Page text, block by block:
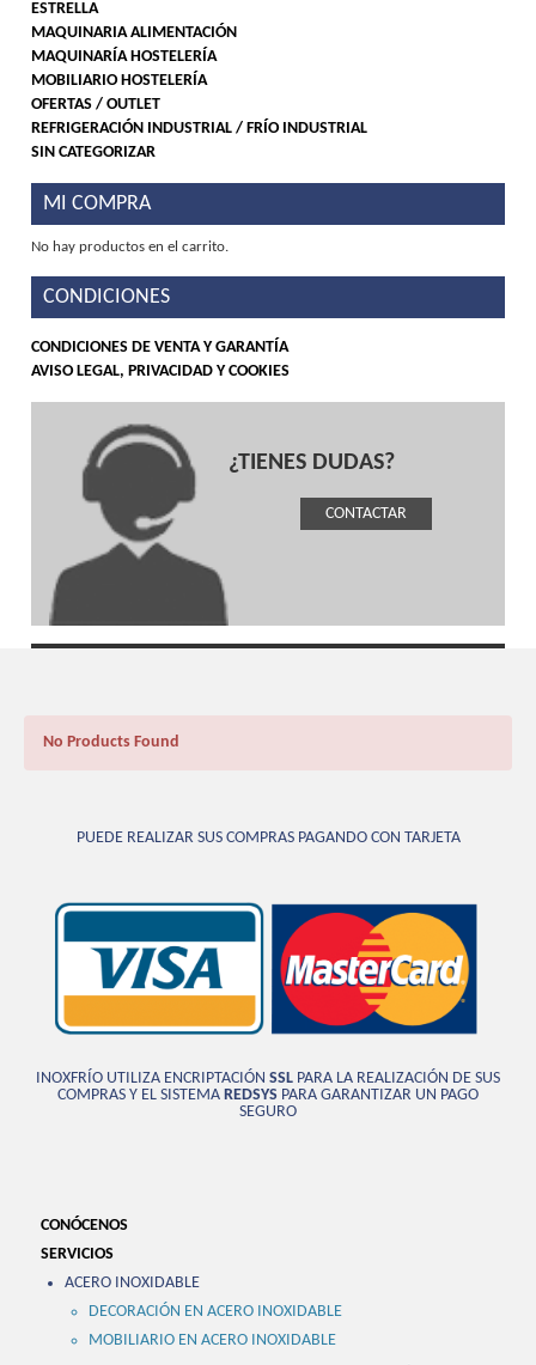
ESTRELLA
MAQUINARIA ALIMENTACIÓN
MAQUINARÍA HOSTELERÍA
MOBILIARIO HOSTELERÍA
OFERTAS / OUTLET
REFRIGERACIÓN INDUSTRIAL / FRÍO INDUSTRIAL
SIN CATEGORIZAR
MI COMPRA
No hay productos en el carrito.
CONDICIONES
CONDICIONES DE VENTA Y GARANTÍA
AVISO LEGAL, PRIVACIDAD Y COOKIES
¿TIENES DUDAS?
CONTACTAR
No Products Found
PUEDE REALIZAR SUS COMPRAS PAGANDO CON TARJETA
INOXFRÍO UTILIZA ENCRIPTACIÓN SSL PARA LA REALIZACIÓN DE SUS
COMPRAS Y EL SISTEMA REDSYS PARA GARANTIZAR UN PAGO
SEGURO
CONÓCENOS
SERVICIOS
ACERO INOXIDABLE
DECORACIÓN EN ACERO INOXIDABLE
MOBILIARIO EN ACERO INOXIDABLE